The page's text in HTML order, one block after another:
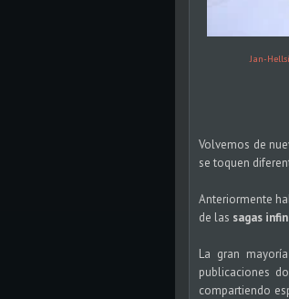
Jan-
Volvemos de
se toquen
Anteriormente
de las sagas
La gran
publicaciones
compartiendo